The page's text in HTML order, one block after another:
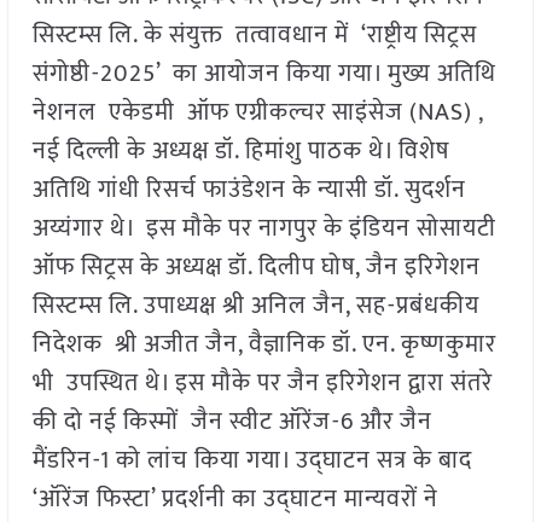
सिस्टम्स लि. के संयुक्त तत्वावधान में ‘राष्ट्रीय सिट्रस
संगोष्ठी-2025’ का आयोजन किया गया। मुख्य अतिथि
नेशनल एकेडमी ऑफ एग्रीकल्चर साइंसेज (NAS) ,
नई दिल्ली के अध्यक्ष डॉ. हिमांशु पाठक थे। विशेष
अतिथि गांधी रिसर्च फाउंडेशन के न्यासी डॉ. सुदर्शन
अय्यंगार थे। इस मौके पर नागपुर के इंडियन सोसायटी
ऑफ सिट्रस के अध्यक्ष डॉ. दिलीप घोष, जैन इरिगेशन
सिस्टम्स लि. उपाध्यक्ष श्री अनिल जैन, सह-प्रबंधकीय
निदेशक श्री अजीत जैन, वैज्ञानिक डॉ. एन. कृष्णकुमार
भी उपस्थित थे। इस मौके पर जैन इरिगेशन द्वारा संतरे
की दो नई किस्मों जैन स्वीट ऑरेंज-6 और जैन
मैंडरिन-1 को लांच किया गया। उद्घाटन सत्र के बाद
‘ऑरेंज फिस्टा’ प्रदर्शनी का उद्घाटन मान्यवरों ने